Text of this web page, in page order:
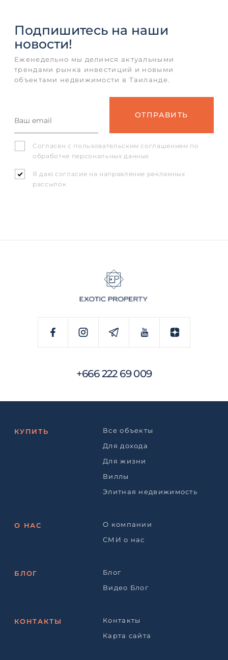
Подпишитесь на наши
новости!
Еженедельно мы делимся актуальными
трендами рынка инвестиций и новыми
объектами недвижимости в Таиланде.
Согласен с пользовательским соглашением по
обработке персональных данных
Я даю согласие на направление рекламных
рассылок
+666 222 69 009
КУПИТЬ
Все объекты
Для дохода
Для жизни
Виллы
Элитная недвижимость
О НАС
О компании
СМИ о нас
БЛОГ
Блог
Видео Блог
КОНТАКТЫ
Контакты
Карта сайта